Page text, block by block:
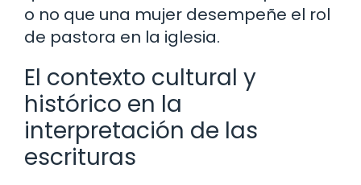
o no que una mujer desempeñe el rol
de pastora en la iglesia.
El contexto cultural y
histórico en la
interpretación de las
escrituras